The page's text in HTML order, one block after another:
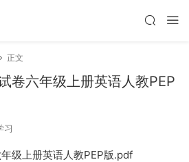
正文
卷六年级上册英语人教PEP
习
级上册英语人教PEP版.pdf